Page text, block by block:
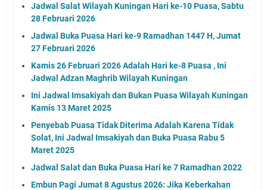
Jadwal Salat Wilayah Kuningan Hari ke-10 Puasa, Sabtu
28 Februari 2026
Jadwal Buka Puasa Hari ke-9 Ramadhan 1447 H, Jumat
27 Februari 2026
Kamis 26 Februari 2026 Adalah Hari ke-8 Puasa , Ini
Jadwal Adzan Maghrib Wilayah Kuningan
Ini Jadwal Imsakiyah dan Bukan Puasa Wilayah Kuningan
Kamis 13 Maret 2025
Penyebab Puasa Tidak Diterima Adalah Karena Tidak
Solat, Ini Jadwal Imsakiyah dan Buka Puasa Rabu 5
Maret 2025
Jadwal Salat dan Buka Puasa Hari ke 7 Ramadhan 2022
Embun Pagi Jumat 8 Agustus 2026: Jika Keberkahan